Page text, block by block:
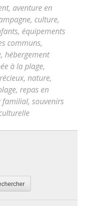
, aventure en
, culture,
, équipements
communs,
, hébergement
à la plage,
, nature,
, repas en
familial, souvenirs